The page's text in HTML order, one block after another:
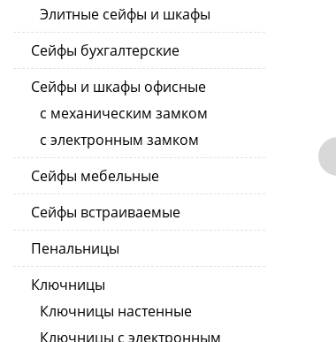
Элитные сейфы и шкафы
Сейфы бухгалтерские
Сейфы и шкафы офисные
с механическим замком
с электронным замком
Сейфы мебельные
Сейфы встраиваемые
Пенальницы
Ключницы
Ключницы настенные
Ключницы с электронным